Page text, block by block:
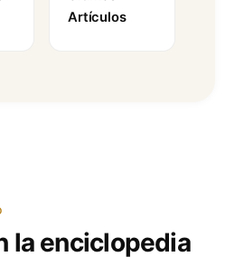
Artículos
la enciclopedia